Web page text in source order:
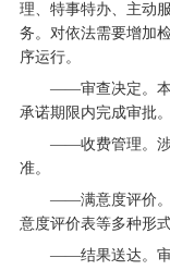
理、特事特办、主动
务。对依法需要增加
序运行。
——审查决定。本
承诺期限内完成审批。
——收费管理。涉
准。
——满意度评价。
意度评价表等多种形
——结果送达。审